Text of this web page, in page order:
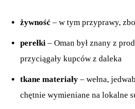
żywność – w tym przyprawy,
perełki – Oman był znany z
przyciągały kupców z daleka
tkane materiały – wełna,
chętnie wymieniane na lokalne